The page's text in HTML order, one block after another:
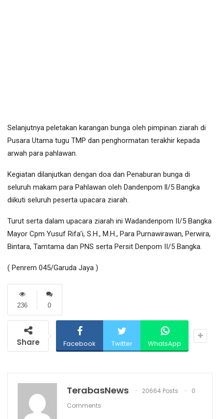
Selanjutnya peletakan karangan bunga oleh pimpinan ziarah di
Pusara Utama tugu TMP dan penghormatan terakhir kepada
arwah para pahlawan.
Kegiatan dilanjutkan dengan doa dan Penaburan bunga di
seluruh makam para Pahlawan oleh Dandenpom ll/5 Bangka
diikuti seluruh peserta upacara ziarah.
Turut serta dalam upacara ziarah ini Wadandenpom II/5 Bangka
Mayor Cpm Yusuf Rifa’i, S.H., M.H., Para Purnawirawan, Perwira,
Bintara, Tamtama dan PNS serta Persit Denpom II/5 Bangka.
( Penrem 045/Garuda Jaya )
0
236
Share Facebook Twitter WhatsApp
TerabasNews 20664 Posts
0
Comments